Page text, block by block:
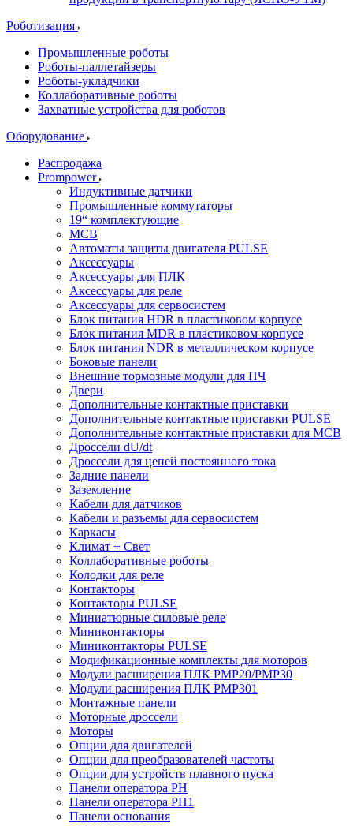
Роботизация
Промышленные роботы
Роботы-паллетайзеры
Роботы-укладчики
Коллаборативные роботы
Захватные устройства для роботов
Оборудование
Распродажа
Prompower
Индуктивные датчики
Промышленные коммутаторы
19“ комплектующие
MCB
Автоматы защиты двигателя PULSE
Аксессуары
Аксессуары для ПЛК
Аксессуары для реле
Аксессуары для сервосистем
Блок питания HDR в пластиковом корпусе
Блок питания MDR в пластиковом корпусе
Блок питания NDR в металлическом корпусе
Боковые панели
Внешние тормозные модули для ПЧ
Двери
Дополнительные контактные приставки
Дополнительные контактные приставки PULSE
Дополнительные контактные приставки для MCB
Дроссели dU/dt
Дроссели для цепей постоянного тока
Задние панели
Заземление
Кабели для датчиков
Кабели и разъемы для сервосистем
Каркасы
Климат + Свет
Коллаборативные роботы
Колодки для реле
Контакторы
Контакторы PULSE
Миниатюрные силовые реле
Миниконтакторы
Миниконтакторы PULSE
Модификационные комплекты для моторов
Модули расширения ПЛК PMP20/PMP30
Модули расширения ПЛК PMP301
Монтажные панели
Моторные дроссели
Моторы
Опции для двигателей
Опции для преобразователей частоты
Опции для устройств плавного пуска
Панели оператора PH
Панели оператора PH1
Панели основания